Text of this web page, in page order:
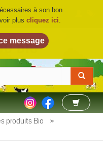
BIO©
produits Bio
»
à son bon
plus cliquez ici.